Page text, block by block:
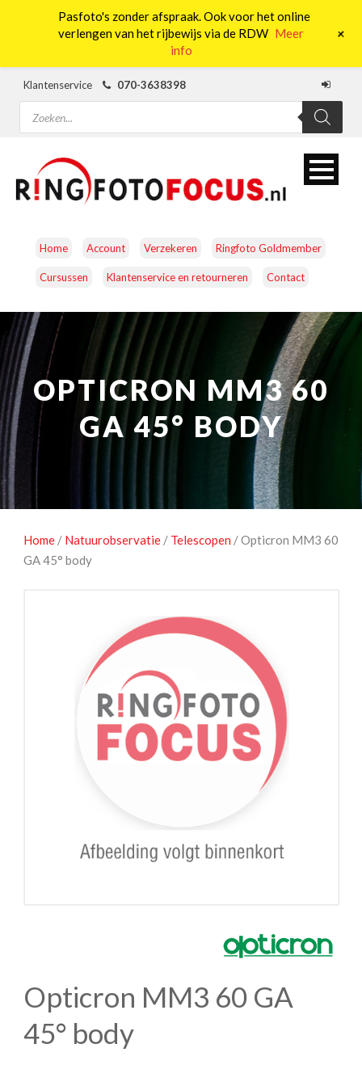
Klantenservice
070-3638398
Producten
zoeken
Home Account Verzekeren Ringfoto Goldmember
Cursussen Klantenservice en retourneren Contact
CAMERA’S OBJECTIEVEN ACCESSOIRES
NATUUROBSERVATIE MEDIA EN ENERGIE
STUDIOFOTOGRAFIE OCCASIONS
OPTICRON MM3 60
GA 45° BODY
Home / Natuurobservatie / Telescopen / Opticron MM3 60
GA 45° body
Opticron MM3 60 GA
45° body
Pasfoto's zonder afspraak. Ook voor het online
verlengen van het rijbewijs via de RDW Meer
info
+